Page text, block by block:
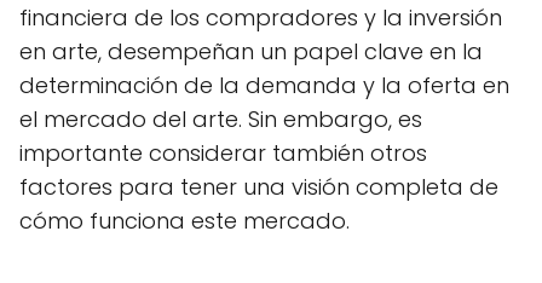
financiera de los compradores y la inversión
en arte, desempeñan un papel clave en la
determinación de la demanda y la oferta en
el mercado del arte. Sin embargo, es
importante considerar también otros
factores para tener una visión completa de
cómo funciona este mercado.